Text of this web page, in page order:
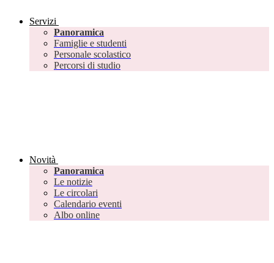
Servizi
Panoramica
Famiglie e studenti
Personale scolastico
Percorsi di studio
Novità
Panoramica
Le notizie
Le circolari
Calendario eventi
Albo online